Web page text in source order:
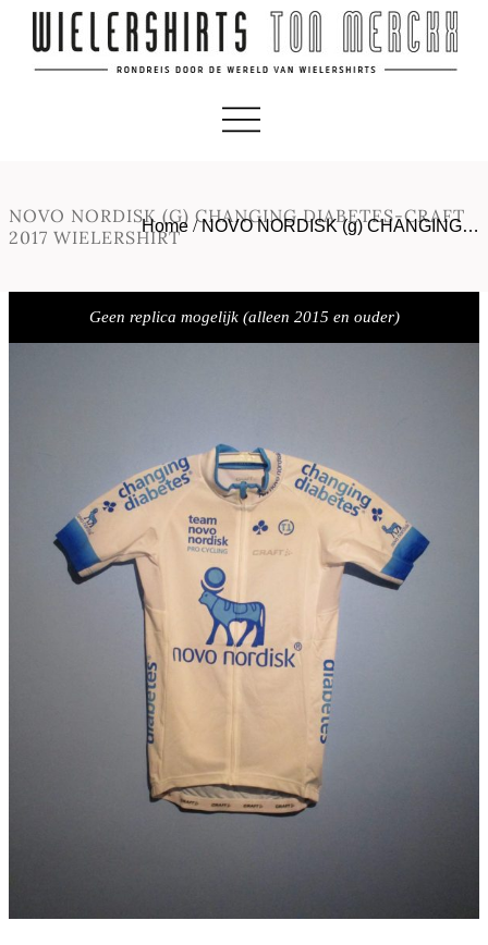
NOVO NORDISK (G) CHANGING DIABETES-CRAFT
2017 WIELERSHIRT
Home /NOVO NORDISK (g) CHANGING…
Geen replica mogelijk (alleen 2015 en ouder)